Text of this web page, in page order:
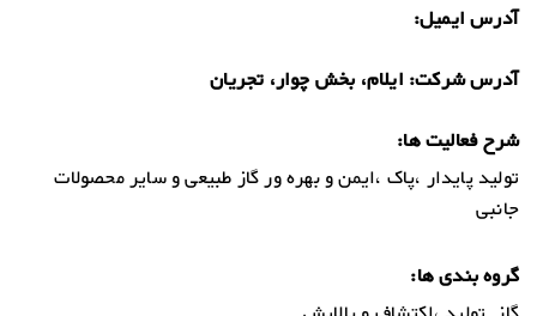
آدرس ایمیل:
آدرس شرکت: ایلام، بخش چوار، تجریان
شرح فعالیت ها:
تولید پایدار ،پاک ،ایمن و بهره ور گاز طبیعی و سایر محصولات
جانبی
گروه بندی ها: